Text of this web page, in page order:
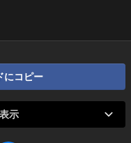
にコピー
示